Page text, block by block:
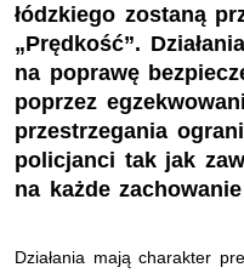
łódzkiego zostaną
„Prędkość”.
na poprawę
poprzez
przestrzegania
policjanci tak jak
na każde
Działania mają charakter